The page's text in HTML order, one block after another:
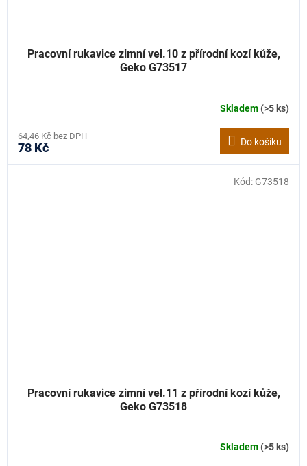
Pracovní rukavice zimní vel.10 z přírodní kozí kůže,
Geko G73517
Skladem(>5 ks)
64,46 Kč bez DPH
78 Kč Do košíku
Pracovní rukavice zimní vel.11 z přírodní kozí kůže,
Geko G73518
Skladem(>5 ks)
Kód: G73518